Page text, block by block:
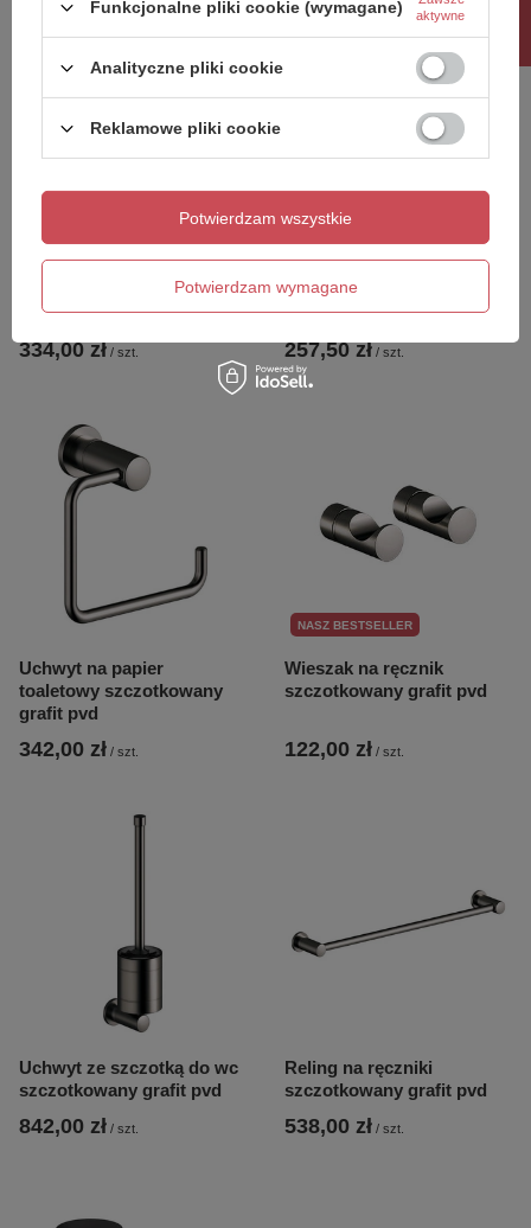
X - MART 15 wentylator
łazienkowy, 25W, wylot
150mm, stal nierdzewna
mat
334,00 zł / szt.
X-ROUND obrotowy
potrójny 380mm, chrom
257,50 zł / szt.
Uchwyt na papier
toaletowy szczotkowany
grafit pvd
342,00 zł / szt.
NASZ BESTSELLER
Wieszak na ręcznik
szczotkowany grafit pvd
122,00 zł / szt.
Uchwyt ze szczotką do wc
szczotkowany grafit pvd
842,00 zł / szt.
Reling na ręczniki
szczotkowany grafit pvd
538,00 zł / szt.
Funkcjonalne pliki cookie (wymagane)
aktywne
Analityczne pliki cookie
Reklamowe pliki cookie
Potwierdzam wymagane
Potwierdzam wszystkie